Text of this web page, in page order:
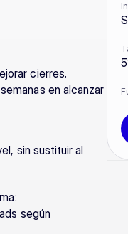
cierres.
en alcanzar
sin sustituir al
según